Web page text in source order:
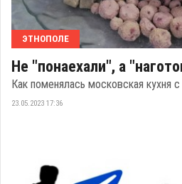
ЭТНОПОЛЕ
Не "понаехали", а
Как поменялась московская кухня
23.05.2023 17:36